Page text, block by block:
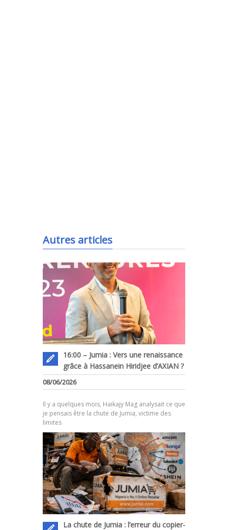
Autres articles
16:00 – Jumia : Vers une renaissance
grâce à Hassanein Hiridjee d’AXIAN ?
08/06/2026
Il y a quelques mois, Haikajy Mag analysait ce que
je pensais être la chute de Jumia, victime des
limites
La chute de Jumia : l’erreur du copier-